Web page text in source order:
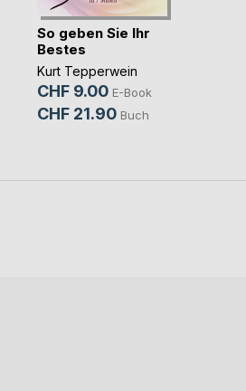
So geben Sie Ihr
Bestes
Kurt Tepperwein
CHF 9.00 E-Book
CHF 21.90 Buch